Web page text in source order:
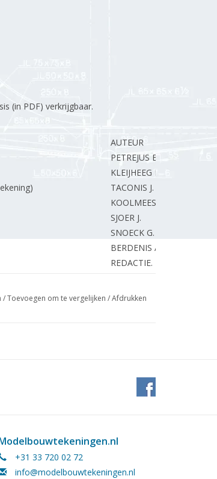
(in PDF) verkrijgbaar.
AUTEUR
PETREJUS E.
KLEIJHEEG L.
TACONIS J.
KOOLMEES W.
SJOER J.
SNOECK G.
BERDENIS A.
REDACTIE.
/Toevoegen om te vergelijken /Afdrukken
+31 33 720 02 72
info@modelbouwtekeningen.nl